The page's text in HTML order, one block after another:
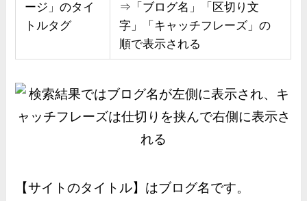
ージ」のタイ
トルタグ
⇒「ブログ名」「区切り文
字」「キャッチフレーズ」の
順で表示される
【サイトのタイトル】はブログ名です。